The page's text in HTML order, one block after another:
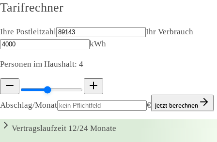
Tarifrechner
Ihre Postleitzahl
Ihr Verbrauch
kWh
Personen im Haushalt: 4
Abschlag/Monat € Jetzt berechnen
Vertragslaufzeit 12/24 Monate